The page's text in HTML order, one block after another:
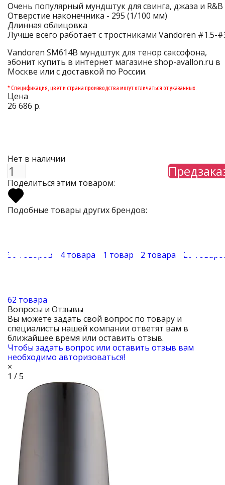
Очень популярный мундштук для свинга, джаза и R&B
Отверстие наконечника - 295 (1/100 мм)
Длинная облицовка
Лучше всего работает с тростниками Vandoren #1.5-
Vandoren SM614B мундштук для тенор саксофона,
эбонит купить в интернет магазине shop-avallon.ru в
Москве или с доставкой по России.
* Спецификация, цвет и страна производства могут отличаться от указанных.
Цена
26 686 р.
Нет в наличии
Поделиться этим товаром:
Подобные товары других брендов:
30 товаров 4 товара 1 товар 2 товара 20
62 товара
Вопросы и Отзывы
Вы можете задать свой вопрос по товару и
специалисты нашей компании ответят вам в
ближайшее время или оставить отзыв.
Чтобы задать вопрос или оставить отзыв вам
необходимо авторизоваться!
×
1 / 5